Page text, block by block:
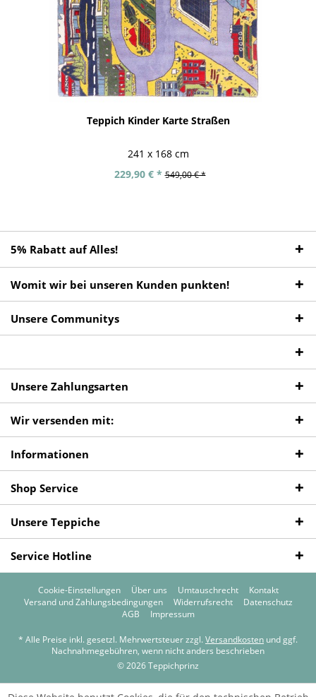
Teppich Kinder Karte Straßen
241 x 168 cm
229,90 € * 549,00 € *
5% Rabatt auf Alles!
Womit wir bei unseren Kunden punkten!
Unsere Communitys
Unsere Zahlungsarten
Wir versenden mit:
Informationen
Shop Service
Unsere Teppiche
Service Hotline
Cookie-Einstellungen Über uns Umtauschrecht
Kontakt
Versand und Zahlungsbedingungen
Widerrufsrecht
Datenschutz
AGB
Impressum
* Alle Preise inkl. gesetzl. Mehrwertsteuer zzgl. Versandkosten und ggf.
Nachnahmegebühren, wenn nicht anders beschrieben
© 2026 Teppichprinz